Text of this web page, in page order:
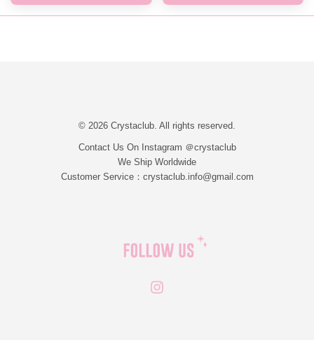
© 2026 Crystaclub. All rights reserved.
Contact Us On Instagram ＠crystaclub
We Ship Worldwide
Customer Service：crystaclub.info@gmail.com